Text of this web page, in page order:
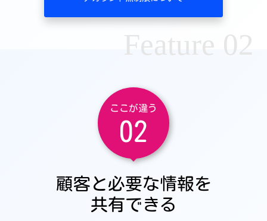
Feature 02
ここが違う
02
顧客と必要な情報を
共有できる